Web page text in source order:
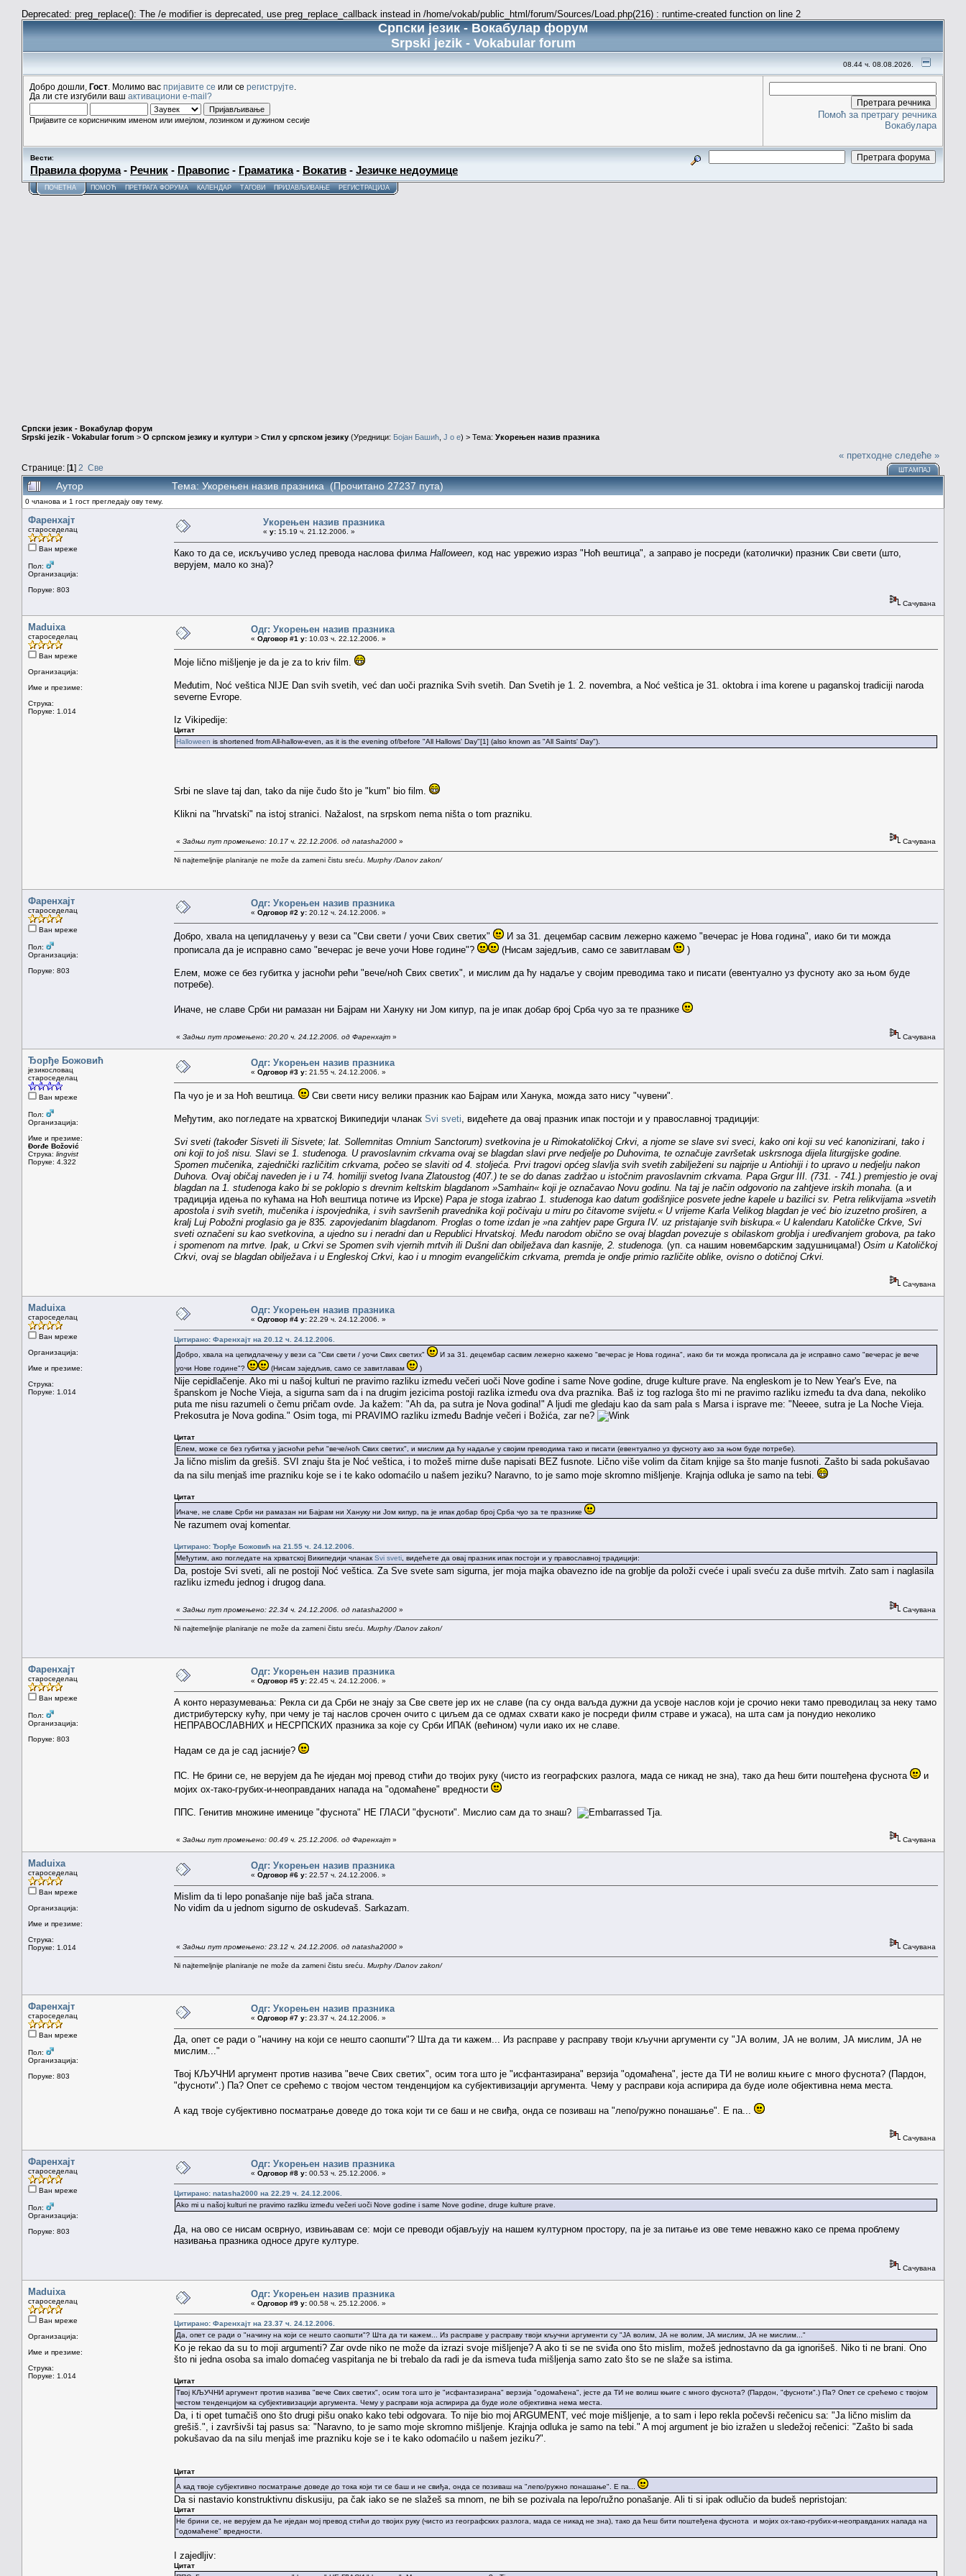
Deprecated: preg_replace(): The /e modifier is deprecated, use preg_replace_callback instead in /home/vokab/public_html/forum/Sources/Load.php(216) : runtime-created function on line 2
Српски језик - Вокабулар форум
Srpski jezik - Vokabular forum
08.44 ч. 08.08.2026.
Добро дошли, Гост . Молимо вас пријавите се или се региструјте
Да ли сте изгубили ваш активациони e-mail?
Пријавите се корисничким именом или имејлом, лозинком и дужином сесије
Помоћ за претрагу речника
Вокабулара
Вести:
Правила форума- Речник - Правопис - Граматика- Вокатив - Језичке недоумице
ПОЧЕТНА ПОМОЋ ПРЕТРАГА ФОРУМА КАЛЕНДАР ТАГОВИ ПРИЈАВЉИВАЊЕ РЕГИСТРАЦИЈА
Српски језик - Вокабулар форум
Srpski jezik - Vokabular forum > О српском језику и култури > Стил у српском језику (Уредници: Бојан Башић J o e) > Тема: Укорењен назив празника
Странице: [1] 2 Све
« претходне следеће »
ШТАМПАЈ
Аутор Тема: Укорењен назив празника (Прочитано 27237 пута)
0 чланова и 1 гост прегледају ову тему.
Фаренхајт
староседелац
Ван мреже
Пол:
Организација:
Поруке: 803
Укорењен назив празника
« у: 15.19 ч. 21.12.2006. »
Како то да се, искључиво услед превода наслова филма Halloween , код нас уврежио израз "Ноћ вештица", а заправо је посреди (католички) празник Сви свети (што,
верујем, мало ко зна)?
Сачувана
Maduixa
староседелац
Ван мреже
Организација:
Име и презиме:
Струка:
Поруке: 1.014
Одг: Укорењен назив празника
« Одговор #1 у: 10.03 ч. 22.12.2006. »
Moje lično mišljenje je da je za to kriv film.
Međutim, Noć veštica NIJE Dan svih svetih, već dan uoči praznika Svih svetih. Dan Svetih je 1. 2. novembra, a Noć veštica je 31. oktobra i ima korene u paganskoj tradiciji naroda
severne Evrope.
Iz Vikipedije:
Цитат
Halloween is shortened from All-hallow-even, as it is the evening of/before "All Hallows' Day"[1] (also known as "All Saints' Day").
Srbi ne slave taj dan, tako da nije čudo što je "kum" bio film.
Klikni na "hrvatski" na istoj stranici. Nažalost, na srpskom nema ništa o tom prazniku.
« Задњи пут промењено: 10.17 ч. 22.12.2006. од natasha2000 » Сачувана
Ni najtemeljnije planiranje ne može da zameni čistu sreću. Murphy /Danov zakon/
Фаренхајт
староседелац
Ван мреже
Пол:
Организација:
Поруке: 803
Одг: Укорењен назив празника
« Одговор #2 у: 20.12 ч. 24.12.2006. »
Добро, хвала на цепидлачењу у вези са "Сви свети / уочи Свих светих"
И за 31. децембар сасвим лежерно кажемо "вечерас је Нова година", иако би ти можда
прописала да је исправно само "вечерас је вече уочи Нове године"?
(Нисам заједљив, само се завитлавам )
Елем, може се без губитка у јасноћи рећи "вече/ноћ Свих светих", и мислим да ћу надаље у својим преводима тако и писати (евентуално уз фусноту ако за њом буде
потребе).
Иначе, не славе Срби ни pамазан ни Бајрам ни Хануку ни Јом кипур, па је ипак добар број Срба чуо за те празнике
« Задњи пут промењено: 20.20 ч. 24.12.2006. од Фаренхајт » Сачувана
Ђорђе Божовић
језикословац
староседелац
Ван мреже
Пол:
Организација:
Име и презиме:
Đorđe Božović
Струка: lingvist
Поруке: 4.322
Одг: Укорењен назив празника
« Одговор #3 у: 21.55 ч. 24.12.2006. »
Па чуо је и за Ноћ вештица. Сви свети нису велики празник као Бајрам или Ханука, можда зато нису "чувени".
Међутим, ако погледате на хрватској Википедији чланак Svi sveti , видећете да овај празник ипак постоји и у православној традицији:
Svi sveti (također Sisveti ili Sisvete; lat. Sollemnitas Omnium Sanctorum) svetkovina je u Rimokatoličkoj Crkvi, a njome se slave svi sveci, kako oni koji su već kanonizirani, tako i
oni koji to još nisu. Slavi se 1. studenoga. U pravoslavnim crkvama ovaj se blagdan slavi prve nedjelje po Duhovima, te označuje završetak uskrsnoga dijela liturgijske godine.
Spomen mučenika, zajednički različitim crkvama, počeo se slaviti od 4. stoljeća. Prvi tragovi općeg slavlja svih svetih zabilježeni su najprije u Antiohiji i to upravo u nedjelju nakon
Duhova. Ovaj običaj naveden je i u 74. homiliji svetog Ivana Zlatoustog (407.) te se do danas zadržao u istočnim pravoslavnim crkvama. Papa Grgur III. (731. - 741.) premjestio je ovaj
blagdan na 1. studenoga kako bi se poklopio s drevnim keltskim blagdanom »Samhain« koji je označavao Novu godinu. Na taj je način odgovorio na zahtjeve irskih monaha. (а и
традиција идења по кућама на Ноћ вештица потиче из Ирске) Papa je stoga izabrao 1. studenoga kao datum godišnjice posvete jedne kapele u bazilici sv. Petra relikvijama »svetih
apostola i svih svetih, mučenika i ispovjednika, i svih savršenih pravednika koji počivaju u miru po čitavome svijetu.« U vrijeme Karla Velikog blagdan je već bio izuzetno proširen, a
kralj Luj Pobožni proglasio ga je 835. zapovjedanim blagdanom. Proglas o tome izdan je »na zahtjev pape Grgura IV. uz pristajanje svih biskupa.« U kalendaru Katoličke Crkve, Svi
sveti označeni su kao svetkovina, a ujedno su i neradni dan u Republici Hrvatskoj. Među narodom obično se ovaj blagdan povezuje s obilaskom groblja i uređivanjem grobova, pa tako
i spomenom na mrtve. Ipak, u Crkvi se Spomen svih vjernih mrtvih ili Dušni dan obilježava dan kasnije, 2. studenoga. (уп. са нашим новембарским задушницама!) Osim u Katoličkoj
Crkvi, ovaj se blagdan obilježava i u Engleskoj Crkvi, kao i u mnogim evangeličkim crkvama, premda je ondje primio različite oblike, ovisno o dotičnoj Crkvi.
Сачувана
Maduixa
староседелац
Ван мреже
Организација:
Име и презиме:
Струка:
Поруке: 1.014
Одг: Укорењен назив празника
« Одговор #4 у: 22.29 ч. 24.12.2006. »
Цитирано: Фаренхајт на 20.12 ч. 24.12.2006.
Добро, хвала на цепидлачењу у вези са "Сви свети / уочи Свих светих"
И за 31. децембар сасвим лежерно кажемо "вечерас је Нова година", иако би ти можда прописала да је исправно само "вечерас је вече
уочи Нове године"?
(Нисам заједљив, само се завитлавам )
Nije cepidlačenje. Ako mi u našoj kulturi ne pravimo razliku između večeri uoči Nove godine i same Nove godine, druge kulture prave. Na engleskom je to New Year's Eve, na
španskom je Noche Vieja, a sigurna sam da i na drugim jezicima postoji razlika između ova dva praznika. Baš iz tog razloga što mi ne pravimo razliku između ta dva dana, nekoliko
puta me nisu razumeli o čemu pričam ovde. Ja kažem: "Ah da, pa sutra je Nova godina!" A ljudi me gledaju kao da sam pala s Marsa i isprave me: "Neeee, sutra je La Noche Vieja.
Prekosutra je Nova godina." Osim toga, mi PRAVIMO razliku između Badnje večeri i Božića, zar ne?
Цитат
Елем, може се без губитка у јасноћи рећи "вече/ноћ Свих светих", и мислим да ћу надаље у својим преводима тако и писати (евентуално уз фусноту ако за њом буде потребе).
Ja lično mislim da grešiš. SVI znaju šta je Noć veštica, i to možeš mirne duše napisati BEZ fusnote. Lično više volim da čitam knjige sa što manje fusnoti. Zašto bi sada pokušavao
da na silu menjaš ime prazniku koje se i te kako odomaćilo u našem jeziku? Naravno, to je samo moje skromno mišljenje. Krajnja odluka je samo na tebi.
Цитат
Иначе, не славе Срби ни pамазан ни Бајрам ни Хануку ни Јом кипур, па је ипак добар број Срба чуо за те празнике
Ne razumem ovaj komentar.
Цитирано: Ђорђе Божовић на 21.55 ч. 24.12.2006.
Међутим, ако погледате на хрватској Википедији чланак Svi sveti , видећете да овај празник ипак постоји и у православној традицији:
Da, postoje Svi sveti, ali ne postoji Noć veštica. Za Sve svete sam sigurna, jer moja majka obavezno ide na groblje da položi cveće i upali sveću za duše mrtvih. Zato sam i naglasila
razliku između jednog i drugog dana.
« Задњи пут промењено: 22.34 ч. 24.12.2006. од natasha2000 » Сачувана
Ni najtemeljnije planiranje ne može da zameni čistu sreću. Murphy /Danov zakon/
Фаренхајт
староседелац
Ван мреже
Пол:
Организација:
Поруке: 803
Одг: Укорењен назив празника
« Одговор #5 у: 22.45 ч. 24.12.2006. »
А конто неразумевања: Рекла си да Срби не знају за Све свете јер их не славе (па су онда ваљда дужни да усвоје наслов који је срочио неки тамо преводилац за неку тамо
дистрибутерску кућу, при чему је тај наслов срочен очито с циљем да се одмах схвати како је посреди филм страве и ужаса), на шта сам ја понудио неколико
НЕПРАВОСЛАВНИХ и НЕСРПСКИХ празника за које су Срби ИПАК (већином) чули иако их не славе.
Надам се да је сад јасније?
ПС. Не брини се, не верујем да ће иједан мој превод стићи до твојих руку (чисто из географских разлога, мада се никад не зна), тако да ћеш бити поштеђена фуснота
и
мојих ох-тако-грубих-и-неоправданих напада на "одомаћене" вредности
ППС. Генитив множине именицe "фуснота" НЕ ГЛАСИ "фусноти". Мислио сам да то знаш? Тја.
« Задњи пут промењено: 00.49 ч. 25.12.2006. од Фаренхајт » Сачувана
Maduixa
староседелац
Ван мреже
Организација:
Име и презиме:
Струка:
Поруке: 1.014
Одг: Укорењен назив празника
« Одговор #6 у: 22.57 ч. 24.12.2006. »
Mislim da ti lepo ponašanje nije baš jača strana.
No vidim da u jednom sigurno de oskudevaš. Sarkazam.
« Задњи пут промењено: 23.12 ч. 24.12.2006. од natasha2000 » Сачувана
Ni najtemeljnije planiranje ne može da zameni čistu sreću. Murphy /Danov zakon/
Фаренхајт
староседелац
Ван мреже
Пол:
Организација:
Поруке: 803
Одг: Укорењен назив празника
« Одговор #7 у: 23.37 ч. 24.12.2006. »
Да, опет се ради о "начину на који се нешто саопшти"? Шта да ти кажем... Из расправе у расправу твоји кључни аргументи су "ЈА волим, ЈА не волим, ЈА мислим, ЈА не
мислим..."
Твој КЉУЧНИ аргумент против назива "вече Свих светих", осим тога што је "исфантазирана" верзија "одомаћена", јесте да ТИ не волиш књиге с много фуснота? (Пардон,
"фусноти".) Па? Опет се срећемо с твојом честом тенденцијом ка субјективизацији аргумента. Чему у расправи која аспирира да буде иоле објективна нема места.
А кад твоје субјективно посматрање доведе до тока који ти се баш и не свиђа, онда се позиваш на "лепо/ружно понашање". Е па...
Сачувана
Фаренхајт
староседелац
Ван мреже
Пол:
Организација:
Поруке: 803
Одг: Укорењен назив празника
« Одговор #8 у: 00.53 ч. 25.12.2006. »
Цитирано: natasha2000 на 22.29 ч. 24.12.2006.
Ako mi u našoj kulturi ne pravimo razliku između večeri uoči Nove godine i same Nove godine, druge kulture prave.
Да, на ово се нисам осврнуо, извињавам се: моји се преводи објављују на нашем културном простору, па је за питање из ове теме неважно како се према проблему
називања празника односе друге културе.
Сачувана
Maduixa
староседелац
Ван мреже
Организација:
Име и презиме:
Струка:
Поруке: 1.014
Одг: Укорењен назив празника
« Одговор #9 у: 00.58 ч. 25.12.2006. »
Цитирано: Фаренхајт на 23.37 ч. 24.12.2006.
Да, опет се ради о "начину на који се нешто саопшти"? Шта да ти кажем... Из расправе у расправу твоји кључни аргументи су "ЈА волим, ЈА не волим, ЈА мислим, ЈА не мислим..."
Ko je rekao da su to moji argumenti? Zar ovde niko ne može da izrazi svoje mišljenje? A ako ti se ne sviđa ono što mislim, možeš jednostavno da ga ignorišeš. Niko ti ne brani. Ono
što ni jedna osoba sa imalo domaćeg vaspitanja ne bi trebalo da radi je da ismeva tuđa mišljenja samo zato što se ne slaže sa istima.
Цитат
Твој КЉУЧНИ аргумент против назива "вече Свих светих", осим тога што је "исфантазирана" верзија "одомаћена", јесте да ТИ не волиш књиге с много фуснота? (Пардон, "фусноти".) Па? Опет се срећемо с твојом
честом тенденцијом ка субјективизацији аргумента. Чему у расправи која аспирира да буде иоле објективна нема места.
Da, i ti opet tumačiš ono što drugi pišu onako kako tebi odgovara. To nije bio moj ARGUMENT, već moje mišljenje, a to sam i lepo rekla počevši rečenicu sa: "Ja lično mislim da
grešiš.", i završivši taj pasus sa: "Naravno, to je samo moje skromno mišljenje. Krajnja odluka je samo na tebi." A moj argument je bio izražen u sledežoj rečenici: "Zašto bi sada
pokušavao da na silu menjaš ime prazniku koje se i te kako odomaćilo u našem jeziku?".
Цитат
А кад твоје субјективно посматрање доведе до тока који ти се баш и не свиђа, онда се позиваш на "лепо/ружно понашање". Е па...
Da si nastavio konstruktivnu diskusiju, pa čak iako se ne slažeš sa mnom, ne bih se pozivala na lepo/ružno ponašanje. Ali ti si ipak odlučio da budeš nepristojan:
Цитат
Не брини се, не верујем да ће иједан мој превод стићи до твојих руку (чисто из географских разлога, мада се никад не зна), тако да ћеш бити поштеђена фуснота и мојих ох-тако-грубих-и-неоправданих напада на
"одомаћене" вредности.
I zajedljiv:
Цитат